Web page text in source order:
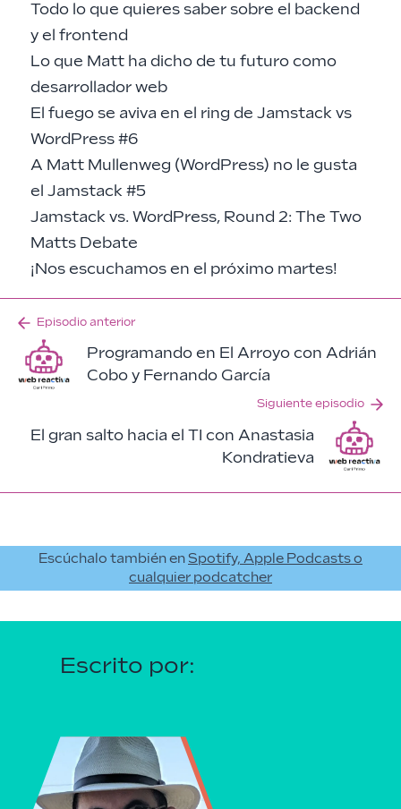
Todo lo que quieres saber sobre el backend
y el frontend
Lo que Matt ha dicho de tu futuro como
desarrollador web
El fuego se aviva en el ring de Jamstack vs
WordPress #6
A Matt Mullenweg (WordPress) no le gusta
el Jamstack #5
Jamstack vs. WordPress, Round 2: The Two
Matts Debate
¡Nos escuchamos en el próximo martes!
Episodio anterior
Programando en El Arroyo con Adrián
Cobo y Fernando García
Siguiente episodio
El gran salto hacia el TI con Anastasia
Kondratieva
Escúchalo también en Spotify, Apple Podcasts o
cualquier podcatcher
Escrito por: